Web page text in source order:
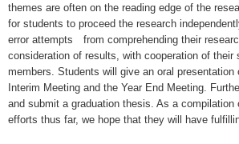
themes are often on the reading edge of the
for students to proceed the research
error attempts from comprehending their
consideration of results, with cooperation of their
members. Students will give an oral
Interim Meeting and the Year End Meeting.
and submit a graduation thesis. As a compilation
efforts thus far, we hope that they will have